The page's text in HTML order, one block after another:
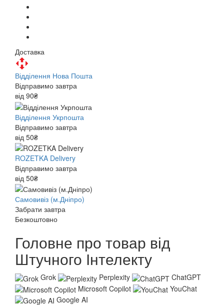
Доставка
Відділення Нова Пошта
Відправимо завтра
від 90₴
Відділення Укрпошта
Відправимо завтра
від 50₴
ROZETKA Delivery
Відправимо завтра
від 50₴
Самовивіз (м.Дніпро)
Забрати завтра
Безкоштовно
Головне про товар від
Штучного Інтелекту
Grok Perplexity
ChatGPT
Microsoft Copilot
YouChat
Google AI